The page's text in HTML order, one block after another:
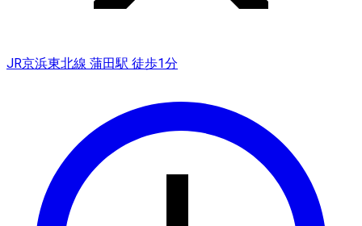
JR京浜東北線 蒲田駅 徒歩1分